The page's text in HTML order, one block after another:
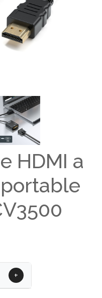
HDMI a
portable
+